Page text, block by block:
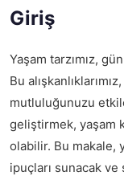
Giriş
Yaşam tarzımız,
Bu
mutluluğunuzu
geliştirmek, yaşam
olabilir. Bu makale,
ipuçları sunacak ve